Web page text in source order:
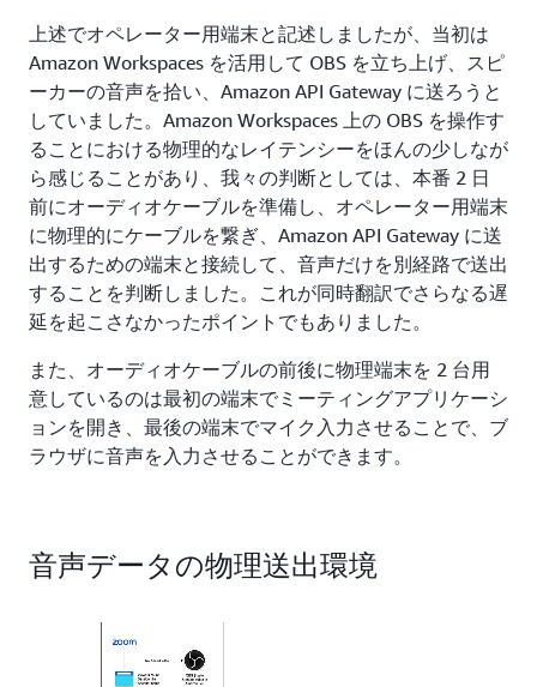
上述でオペレーター用端末と記述しましたが、当初は
Amazon Workspaces を活用して OBS を立ち上げ、スピ
ーカーの音声を拾い、Amazon API Gateway に送ろうと
していました。Amazon Workspaces 上の OBS を操作す
ることにおける物理的なレイテンシーをほんの少しなが
ら感じることがあり、我々の判断としては、本番 2 日
前にオーディオケーブルを準備し、オペレーター用端末
に物理的にケーブルを繋ぎ、Amazon API Gateway に送
出するための端末と接続して、音声だけを別経路で送出
することを判断しました。これが同時翻訳でさらなる遅
延を起こさなかったポイントでもありました。
また、オーディオケーブルの前後に物理端末を 2 台用
意しているのは最初の端末でミーティングアプリケーシ
ョンを開き、最後の端末でマイク入力させることで、ブ
ラウザに音声を入力させることができます。
音声データの物理送出環境